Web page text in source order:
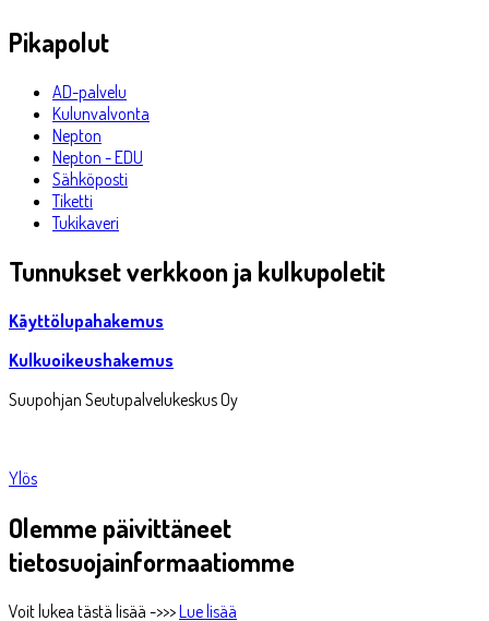
Pikapolut
AD-palvelu
Kulunvalvonta
Nepton
Nepton - EDU
Sähköposti
Tiketti
Tukikaveri
Tunnukset verkkoon ja kulkupoletit
Käyttölupahakemus
Kulkuoikeushakemus
Suupohjan Seutupalvelukeskus Oy
Ylös
Olemme päivittäneet
tietosuojainformaatiomme
Voit lukea tästä lisää ->>>Lue lisää